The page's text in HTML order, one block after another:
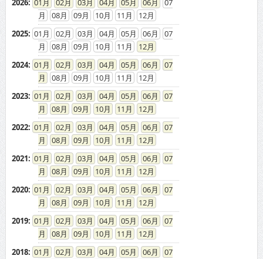
08
09 10 11
12
2025: 01 02 03 04 05 06
07
08
09 10 11
12
2024: 01 02 03 04 05 06
07
08
09 10 11
12
2023: 01 02 03 04 05 06
07
08
09 10 11
12
2022: 01 02 03 04 05 06
07
08
09 10 11
12
2021: 01 02 03 04 05 06
07
08
09 10 11
12
2020: 01 02 03 04 05 06
07
08
09 10 11
12
2019: 01 02 03 04 05 06
07
08
09 10 11
12
2018: 01 02 03 04 05 06
07